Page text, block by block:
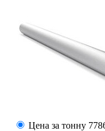
Цена за тонну